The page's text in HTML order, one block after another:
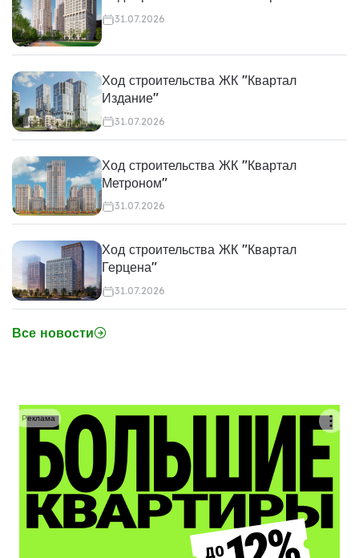
31.07.2026
Ход строительства ЖК "Квартал
Издание"
31.07.2026
Ход строительства ЖК "Квартал
Метроном"
31.07.2026
Ход строительства ЖК "Квартал
Герцена"
31.07.2026
Все новости
Реклама